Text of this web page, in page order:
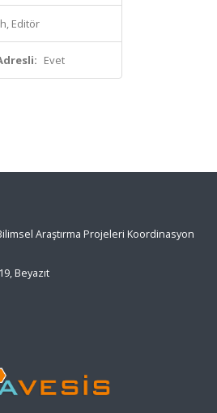
Editör
Evet
Araştırma Projeleri Koordinasyon
Beyazıt